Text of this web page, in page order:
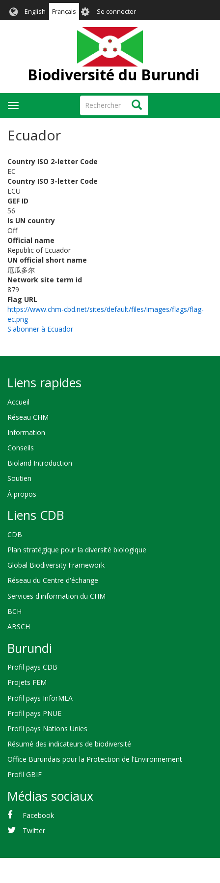
English Français User
account
menu
Se connecter
Biodiversité du Burundi
Rechercher Rechercher
Toggle
navigation
Ecuador
Country ISO 2-letter Code
EC
Country ISO 3-letter Code
ECU
GEF ID
56
Is UN country
Off
Official name
Republic of Ecuador
UN official short name
厄瓜多尔
Network site term id
879
Flag URL
https://www.chm-cbd.net/sites/default/files/images/flags/flag-
ec.png
S'abonner à Ecuador
Liens rapides
Accueil
Réseau CHM
Information
Conseils
Bioland Introduction
Soutien
À propos
Liens CDB
CDB
Plan stratégique pour la diversité biologique
Global Biodiversity Framework
Réseau du Centre d'échange
Services d'information du CHM
BCH
ABSCH
Burundi
Profil pays CDB
Projets FEM
Profil pays InforMEA
Profil pays PNUE
Profil pays Nations Unies
Résumé des indicateurs de biodiversité
Office Burundais pour la Protection de l’Environnement
Profil GBIF
Médias sociaux
Facebook
Twitter